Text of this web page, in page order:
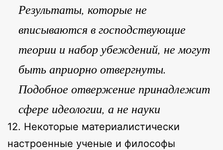
Результаты, которые не
вписываются в господствующие
теории и набор убеждений, не могут
быть априорно отвергнуты.
Подобное отвержение принадлежит
сфере идеологии, а не науки
12. Некоторые материалистически
настроенные ученые и философы